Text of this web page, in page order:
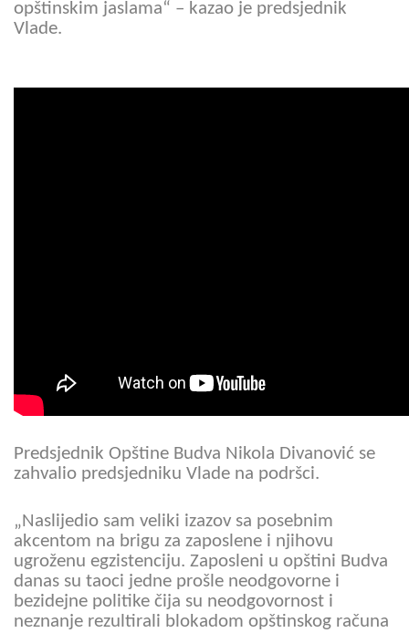
opštinskim jaslama“ – kazao je predsjednik
Vlade.
Predsjednik Opštine Budva Nikola Divanović se
zahvalio predsjedniku Vlade na podršci.
„Naslijedio sam veliki izazov sa posebnim
akcentom na brigu za zaposlene i njihovu
ugroženu egzistenciju. Zaposleni u opštini Budva
danas su taoci jedne prošle neodgovorne i
bezidejne politike čija su neodgovornost i
neznanje rezultirali blokadom opštinskog računa